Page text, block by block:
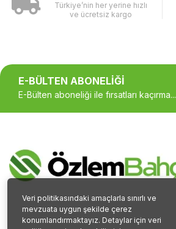
Veri politikasındaki amaçlarla sınırlı ve
mevzuata uygun şekilde çerez
konumlandırmaktayız. Detaylar için veri
Türkiye’nin her yerine hızlı
ve ücretsiz kargo
E-BÜLTEN ABONELİĞİ
E-Bülten aboneliği ile fırsatları kaçırma...